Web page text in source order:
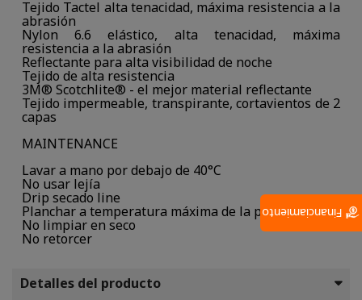
Tejido Tactel alta tenacidad, máxima resistencia a la
abrasión
Nylon 6.6 elástico, alta tenacidad, máxima
resistencia a la abrasión
Reflectante para alta visibilidad de noche
Tejido de alta resistencia
3M® Scotchlite® - el mejor material reflectante
Tejido impermeable, transpirante, cortavientos de 2
capas
MAINTENANCE
Lavar a mano por debajo de 40°C
No usar lejía
Drip secado line
Planchar a temperatura máxima de la placa (110°C)
No limpiar en seco
No retorcer
Detalles del producto
Financiamiento